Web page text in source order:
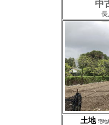
中
長
土地 宅地